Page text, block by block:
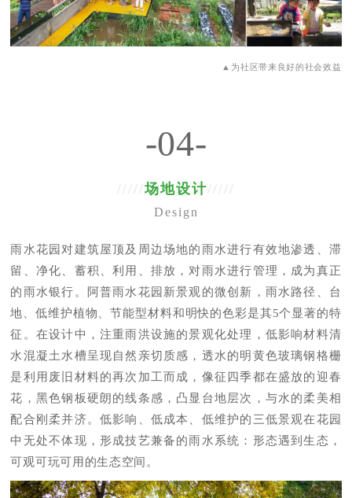
▲为社区带来良好的社会效益
-04-
/////场地设计/////
Design
雨水花园对建筑屋顶及周边场地的雨水进行有效地渗透、滞
留、净化、蓄积、利用、排放，对雨水进行管理，成为真正
的雨水银行。阿普雨水花园新景观的微创新，雨水路径、台
地、低维护植物、节能型材料和明快的色彩是其5个显著的特
征。在设计中，注重雨洪设施的景观化处理，低影响材料清
水混凝土水槽呈现自然亲切质感，透水的明黄色玻璃钢格栅
是利用废旧材料的再次加工而成，像征四季都在盛放的迎春
花，黑色钢板硬朗的线条感，凸显台地层次，与水的柔美相
配合刚柔并济。低影响、低成本、低维护的三低景观在花园
中无处不体现，形成技艺兼备的雨水系统：形态遇到生态，
可观可玩可用的生态空间。